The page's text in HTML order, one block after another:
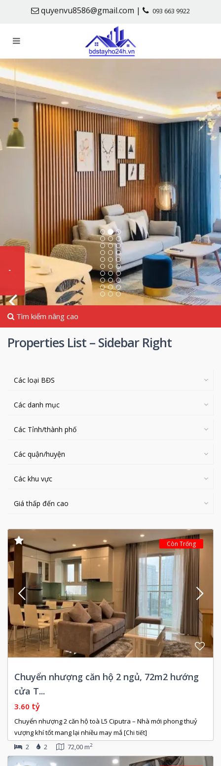
quyenvu8586@gmail.com | 093 663 9922
Tìm kiếm nâng cao
Properties List – Sidebar Right
Các loại BĐS
Các danh mục
Các Tỉnh/thành phố
Các quận/huyện
Các khu vực
Giá thấp đến cao
Còn Trống
Chuyển nhượng căn hộ 2 ngủ, 72m2 hướng
cửa T...
3.60 tỷ
Chuyển nhượng 2 căn hộ toà L5 Ciputra – Nhà mới phong thuỷ
vượng khí tốt mang lại nhiều may mắ[Chi tiết]
2 2 72,00 m2